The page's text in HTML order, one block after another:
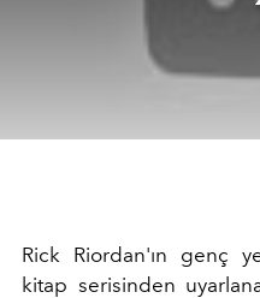
Rick Riordan'ın genç
kitap serisinden